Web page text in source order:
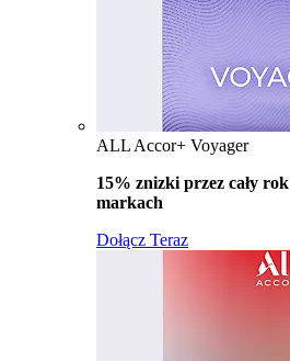
ALL Accor+ Voyager
15% znizki przez cały rok
markach
Dołącz Teraz